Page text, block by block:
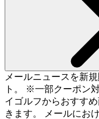
メールニュースを新
ト。 ※一部クーポン
イゴルフからおすす
きます。 メールにお